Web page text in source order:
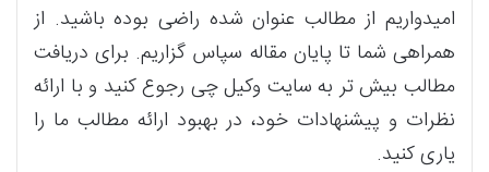
امیدواریم از مطالب عنوان شده راضی بوده باشید. از
همراهی شما تا پایان مقاله سپاس گزاریم. برای دریافت
مطالب بیش تر به سایت وکیل چی رجوع کنید و با ارائه
نظرات و پیشنهادات خود، در بهبود ارائه مطالب ما را
یاری کنید.